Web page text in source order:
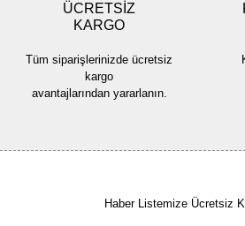
ÜCRETSİZ
KARGO
Tüm siparişlerinizde ücretsiz
kargo
avantajlarından yararlanın.
Haber Listemize Ücretsiz